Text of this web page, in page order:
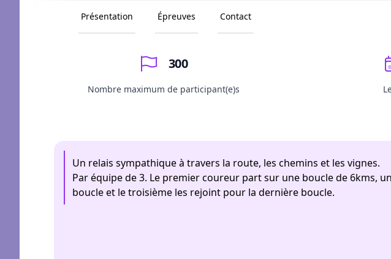
Présentation Épreuves Contact
300
Nombre maximum de participant(e)s
Un relais sympathique à travers la route, les chemins et les vignes.
Par équipe de 3. Le premier coureur part sur une boucle de 6kms,
boucle et le troisième les rejoint pour la dernière boucle.